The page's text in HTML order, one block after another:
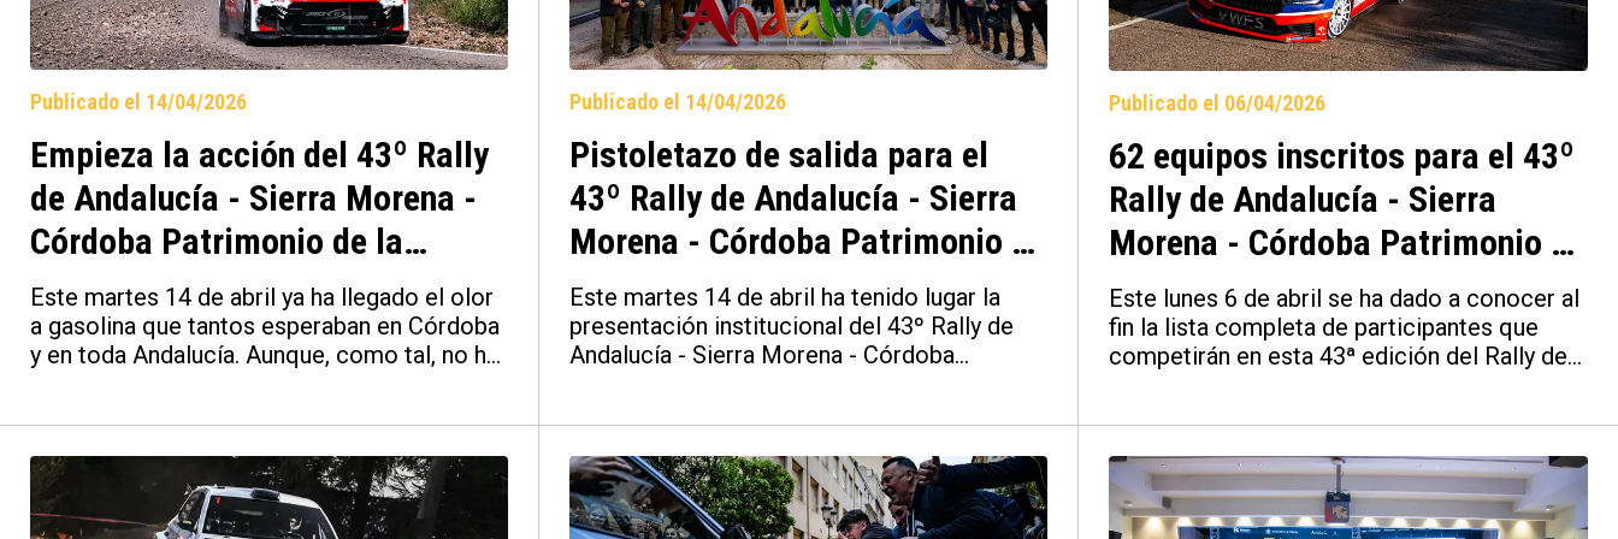
Suárez/Alberto Iglesias siendo los más
rápidos con su Skoda Fabia RS Rally2 con
Publicado el 14/04/2026
Empieza la acción del 43º Rally
de Andalucía - Sierra Morena -
Córdoba Patrimonio de la
Humanidad, Ares y Toyota los
más rápidos en el test de
Montoro
Este martes 14 de abril ya ha llegado el olor
a gasolina que tantos esperaban en Córdoba
y en toda Andalucía. Aunque, como tal, no ha
Test Day, la primera toma de contacto para
muchos equipos del FIA ERC, en el que
supone el arranque de la temporada 2026 del
Publicado el 14/04/2026
Pistoletazo de salida para el
43º Rally de Andalucía - Sierra
Morena - Córdoba Patrimonio de
la Humanidad tras su
presentación institucional
Este martes 14 de abril ha tenido lugar la
presentación institucional del 43º Rally de
Andalucía - Sierra Morena - Córdoba
Rallies (FIA ERC) además de ser la segunda
prueba puntuable para el Supercampeonato
de España de Rallyes (S-CER). Un acto,
Publicado el 06/04/2026
62 equipos inscritos para el 43º
Rally de Andalucía - Sierra
Morena - Córdoba Patrimonio de
la Humanidad, la edición más
internacional en la historia de la
prueba cordobesa
Este lunes 6 de abril se ha dado a conocer al
fin la lista completa de participantes que
competirán en esta 43ª edición del Rally de
principal de la prueba cordobesa, que abre el
calendario del Campeonato de Europa de
Rallies (FIA ERC) además de ser la segunda